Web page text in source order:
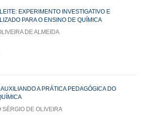
EXPERIMENTO INVESTIGATIVO E
PARA O ENSINO DE QUÍMICA
DE ALMEIDA
A PRÁTICA PEDAGÓGICA DO
SÉRGIO DE OLIVEIRA